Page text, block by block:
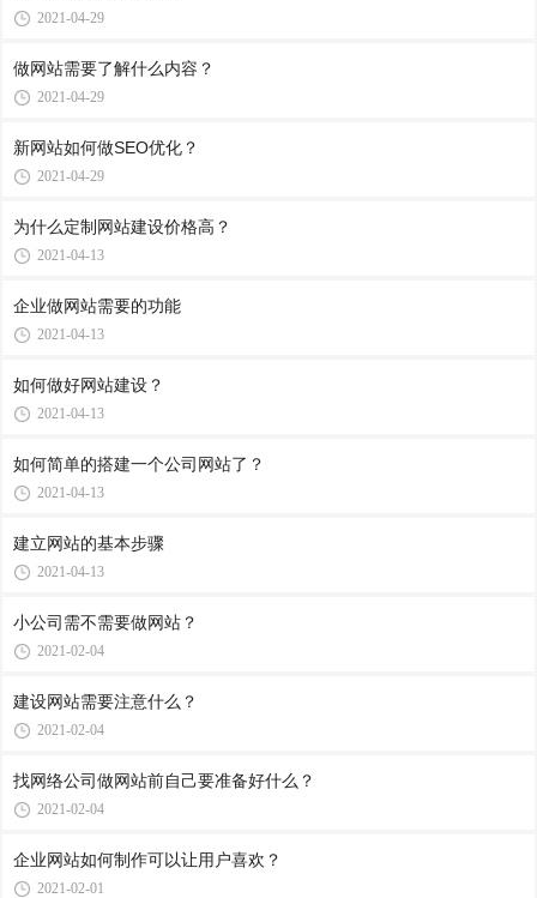
2021-04-29
做网站需要了解什么内容？
2021-04-29
新网站如何做SEO优化？
2021-04-29
为什么定制网站建设价格高？
2021-04-13
企业做网站需要的功能
2021-04-13
如何做好网站建设？
2021-04-13
如何简单的搭建一个公司网站了？
2021-04-13
建立网站的基本步骤
2021-04-13
小公司需不需要做网站？
2021-02-04
建设网站需要注意什么？
2021-02-04
找网络公司做网站前自己要准备好什么？
2021-02-04
企业网站如何制作可以让用户喜欢？
2021-02-01